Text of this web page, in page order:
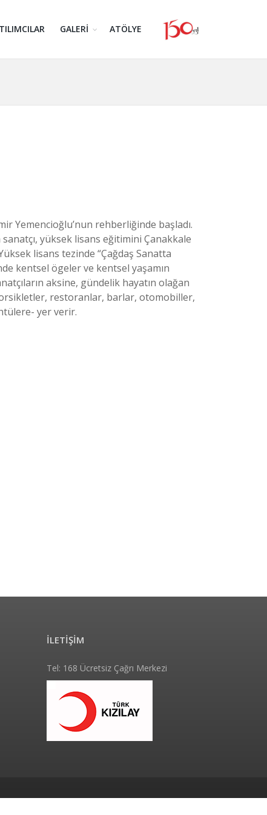
GALERİ ATÖLYE
Yemencioğlu’nun rehberliğinde başladı.
yüksek lisans eğitimini Çanakkale
lisans tezinde “Çağdaş Sanatta
kentsel ögeler ve kentsel yaşamın
aksine, gündelik hayatın olağan
restoranlar, barlar, otomobiller,
yer verir.
İLETİŞİM
Tel: 168 Ücretsiz Çağrı Merkezi